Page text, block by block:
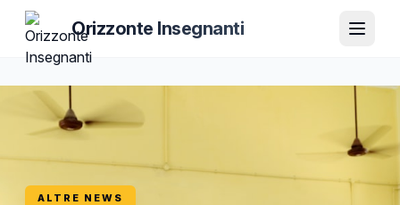
Orizzonte Insegnanti
ALTRE NEWS